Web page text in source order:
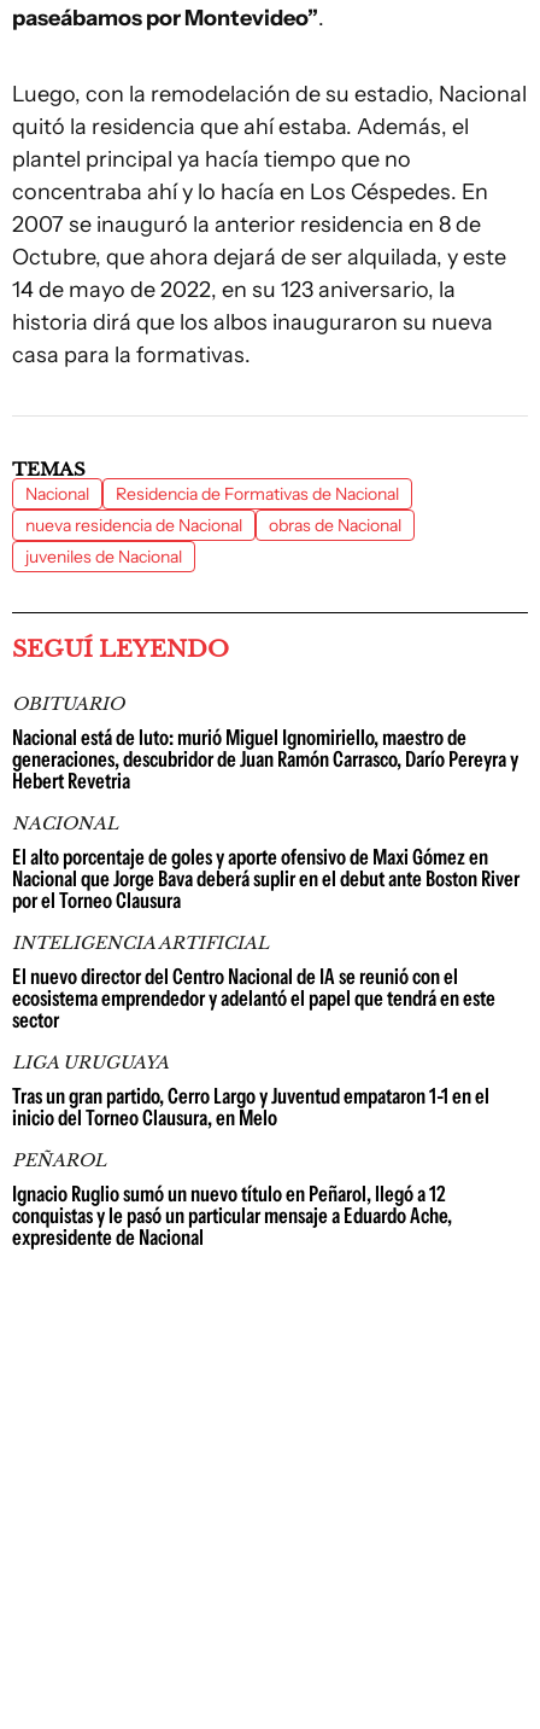
paseábamos por Montevideo”.
Luego, con la remodelación de su estadio, Nacional
quitó la residencia que ahí estaba. Además, el
plantel principal ya hacía tiempo que no
concentraba ahí y lo hacía en Los Céspedes. En
2007 se inauguró la anterior residencia en 8 de
Octubre, que ahora dejará de ser alquilada, y este
14 de mayo de 2022, en su 123 aniversario, la
historia dirá que los albos inauguraron su nueva
casa para la formativas.
TEMAS
Nacional
Residencia de Formativas de Nacional
nueva residencia de Nacional
obras de Nacional
juveniles de Nacional
SEGUÍ LEYENDO
OBITUARIO
Nacional está de luto: murió Miguel Ignomiriello, maestro de
generaciones, descubridor de Juan Ramón Carrasco, Darío Pereyra y
Hebert Revetria
NACIONAL
El alto porcentaje de goles y aporte ofensivo de Maxi Gómez en
Nacional que Jorge Bava deberá suplir en el debut ante Boston River
por el Torneo Clausura
INTELIGENCIA ARTIFICIAL
El nuevo director del Centro Nacional de IA se reunió con el
ecosistema emprendedor y adelantó el papel que tendrá en este
sector
LIGA URUGUAYA
Tras un gran partido, Cerro Largo y Juventud empataron 1-1 en el
inicio del Torneo Clausura, en Melo
PEÑAROL
Ignacio Ruglio sumó un nuevo título en Peñarol, llegó a 12
conquistas y le pasó un particular mensaje a Eduardo Ache,
expresidente de Nacional